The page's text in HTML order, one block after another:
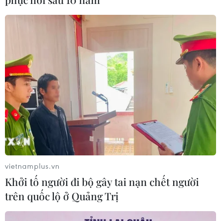
Điểm hẹn văn hóa mới cho mùa Hè
'Thực đơn' sách phong phú cho độc
giả nhỏ tuổi nhân Ngày Quốc tế
Thiếu nhi 1/6
31/05/2026 01:12
Xem thêm
vietnamplus.vn
Khởi tố người đi bộ gây tai nạn chết người
trên quốc lộ ở Quảng Trị